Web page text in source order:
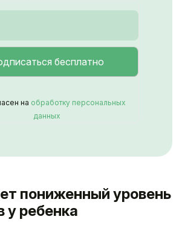
на обработку персональных
данных
пониженный уровень
у ребенка